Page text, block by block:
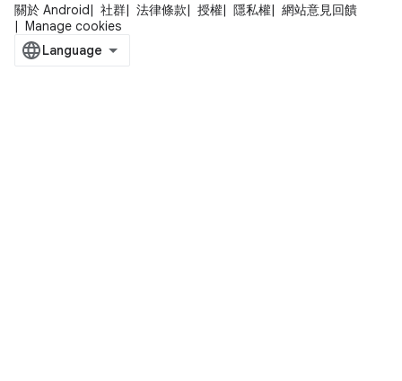
關於 Android 社群 法律條款 授權 隱私權
網站意見回饋
Manage cookies